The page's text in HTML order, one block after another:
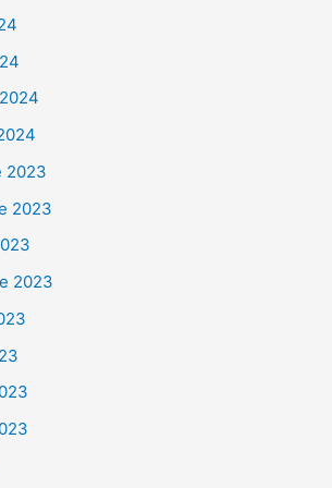
2023
2023
2023